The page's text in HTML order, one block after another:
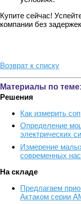
Купите сейчас!
компании без
Возврат к списку
Материалы по теме:
Решения
Как измерить
Определение
электрических
Измерение
современных
На складе
Предлагаем
Актаком серии